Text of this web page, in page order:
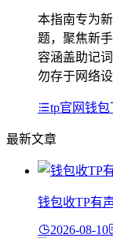
本指南专为
题，聚焦新
容涵盖助记
勿存于网络
tp官网钱包
最新文章
钱包收TP有
2026-08-10